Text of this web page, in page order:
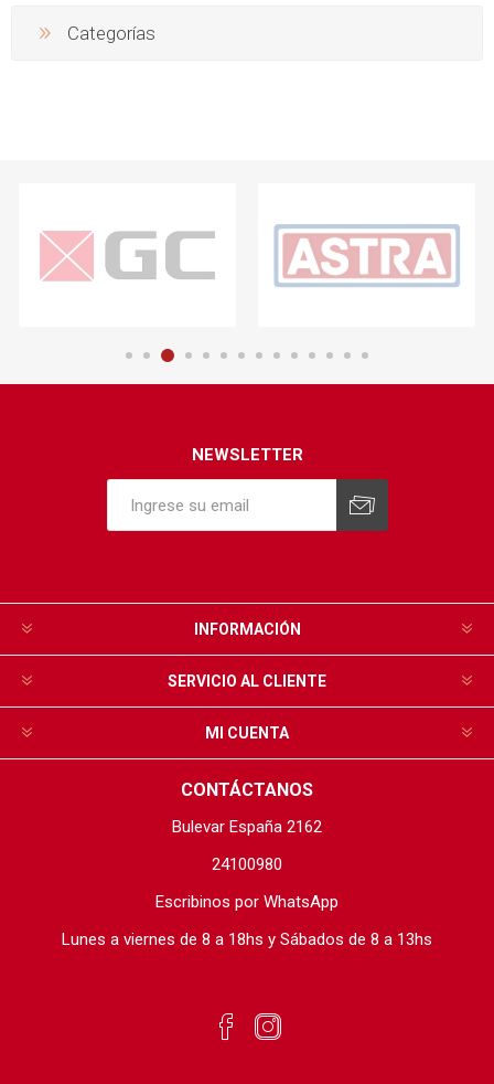
Categorías
NEWSLETTER
INFORMACIÓN
SERVICIO AL CLIENTE
MI CUENTA
CONTÁCTANOS
Bulevar España 2162
24100980
Escribinos por WhatsApp
Lunes a viernes de 8 a 18hs y Sábados de 8 a 13hs